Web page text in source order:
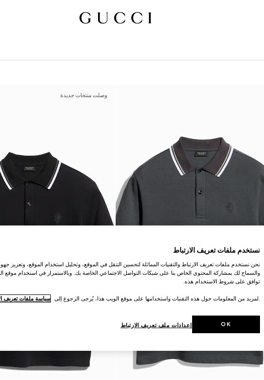
وصلت منتجات جديدة
نستخدم ملفات تعريف الارتباط
نحن نستخدم ملفات تعريف الارتباط والتقنيات المماثلة لتحسين التنقل في الموقع، وتحليل استخدام الموقع، وتعزيز
والسماح لك بمشاركة المحتوى الخاص بنا على شبكات التواصل الاجتماعي الخاصة بك. وبالاستمرار في استخدام موقع
توافق على شروط الاستخدام هذه.
.لمزيد من المعلومات حول هذه التقنيات واستخدامها على موقع الويب هذا، يُرجى الرجوع إلى سياسة ملفات تعريف
إعدادات ملف تعريف الارتباط OK